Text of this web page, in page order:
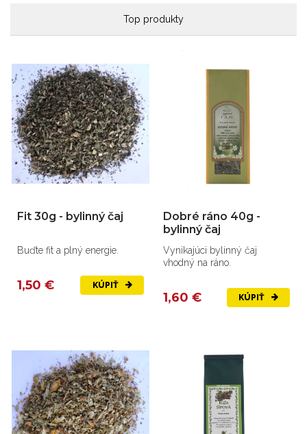
Top produkty
Fit 30g - bylinný čaj
Buďte fit a plný energie.
1,50 € KÚPIŤ
Dobré ráno 40g -
bylinný čaj
Vynikajúci bylinný čaj
vhodný na ráno.
1,60 € KÚPIŤ